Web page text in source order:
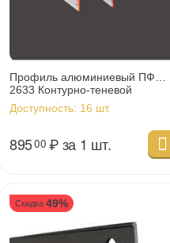
Профиль алюминиевый ПФ
2633 Контурно-теневой
(KONTUR 03), 2м (20м/уп)
Доступность: 16 шт.
89500 ₽за 1 шт.
Скидка 49%